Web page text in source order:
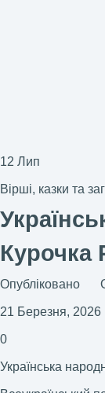
12 Лип
Вірші, казки та
Курочка
Опубліковано
21 Березня, 2026
0
Українська